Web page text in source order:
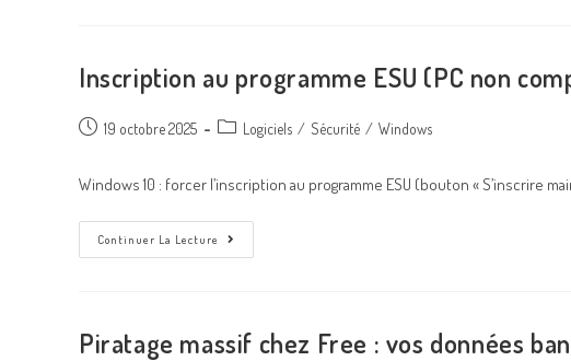
Inscription au programme ESU (PC non
19 octobre 2025 Logiciels / Sécurité / Windows
Windows 10 : forcer l’inscription au programme ESU (bouton « S’inscrire
Continuer La Lecture
Piratage massif chez Free : vos données